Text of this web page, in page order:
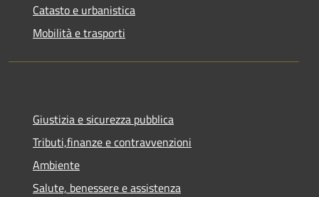
Catasto e urbanistica
Mobilità e trasporti
Giustizia e sicurezza pubblica
Tributi,finanze e contravvenzioni
Ambiente
Salute, benessere e assistenza